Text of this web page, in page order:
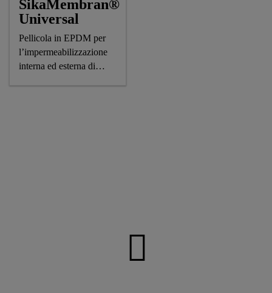
SikaMembran®
Universal
Pellicola in EPDM per
l’impermeabilizzazione
interna ed esterna di